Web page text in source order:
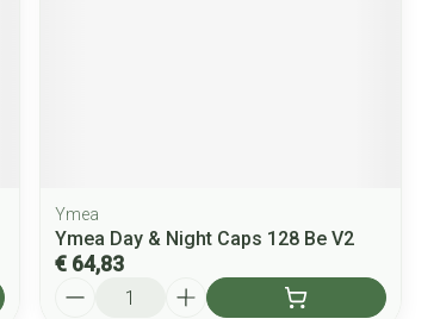
Ymea
Ymea Day & Night Caps 128 Be V2
€ 64,83